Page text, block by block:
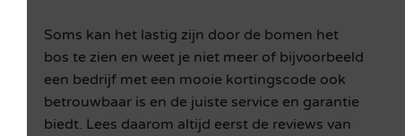
Soms kan het lastig zijn door de bomen het
bos te zien en weet je niet meer of bijvoorbeeld
een bedrijf met een mooie kortingscode ook
betrouwbaar is en de juiste service en garantie
biedt. Lees daarom altijd eerst de reviews van